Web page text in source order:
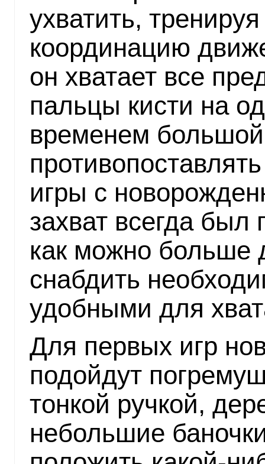
ухватить,
координацию
он хватает все
пальцы кисти на
временем
игры с
захват всегда
как можно больше
снабдить
удобными для
Для первых игр
подойдут
тонкой ручкой,
небольшие